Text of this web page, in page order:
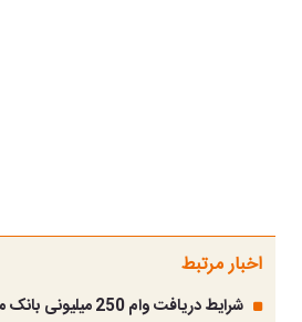
اخبار مرتبط
شرایط دریافت وام